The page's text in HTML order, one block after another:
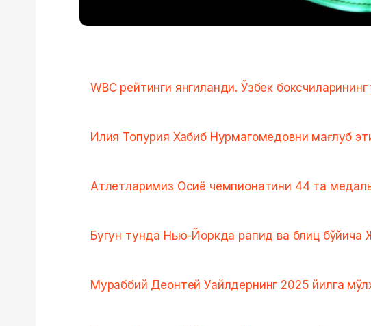
WBC рейтинги янгиланди. Ўзбек боксчиларининг
Илия Топурия Хабиб Нурмагомедовни мағлуб
Атлетларимиз Осиё чемпионатини 44 та
Бугун тунда Нью-Йоркда рапид ва блиц
Мураббий Деонтей Уайлдернинг 2025 йилга